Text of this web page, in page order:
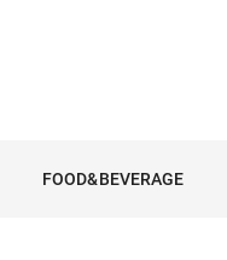
FOOD&BEVERAGE